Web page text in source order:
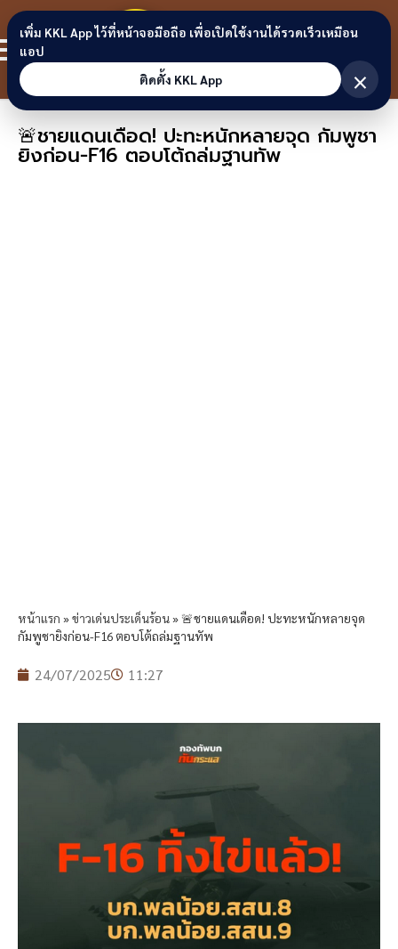
Skip to content
ขอนแก่น
ลิงก์
🚨ชายแดนเดือด! ปะทะหนักหลายจุด กัมพูชา
ยิงก่อน-F16 ตอบโต้ถล่มฐานทัพ
หน้าแรก »ข่าวเด่นประเด็นร้อน»🚨ชายแดนเดือด! ปะทะหนักหลายจุด
กัมพูชายิงก่อน-F16 ตอบโต้ถล่มฐานทัพ
24/07/2025 11:27
เพิ่ม KKL App ไว้ที่หน้าจอมือถือ เพื่อเปิดใช้งานได้รวดเร็วเหมือน
แอป
ติดตั้ง KKL App
×